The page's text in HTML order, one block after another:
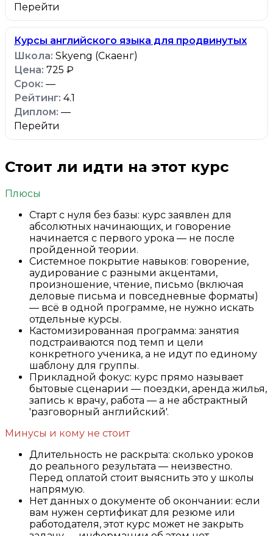
Перейти
Курсы английского языка для продвинутых
Skyeng (Скаенг)
725 ₽
—
4.1
—
Перейти
Стоит ли идти на этот курс
Плюсы
Старт с нуля без базы: курс заявлен для
абсолютных начинающих, и говорение
начинается с первого урока — не после
пройденной теории.
Системное покрытие навыков: говорение,
аудирование с разными акцентами,
произношение, чтение, письмо (включая
деловые письма и повседневные форматы)
— всё в одной программе, не нужно искать
отдельные курсы.
Кастомизированная программа: занятия
подстраиваются под темп и цели
конкретного ученика, а не идут по единому
шаблону для группы.
Прикладной фокус: курс прямо называет
бытовые сценарии — поездки, аренда жилья,
запись к врачу, работа — а не абстрактный
'разговорный английский'.
Минусы и кому не стоит
Длительность не раскрыта: сколько уроков
до реального результата — неизвестно.
Перед оплатой стоит выяснить это у школы
напрямую.
Нет данных о документе об окончании: если
вам нужен сертификат для резюме или
работодателя, этот курс может не закрыть